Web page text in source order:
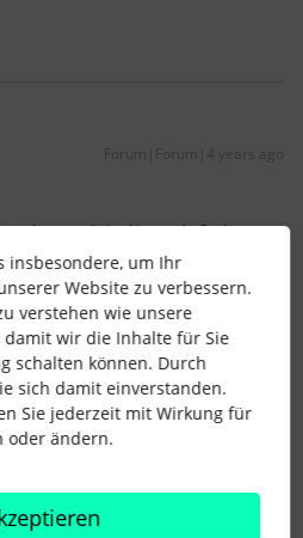
Forum|Forum|4 years ago
ein*e Kandidat*in mehrfach
existiert und Du möchtest ein
anlegen, da die Person
sich nicht nochmal beworben
und die Phase wurde intern
gestellt.
“akzeptiert”, wird ein
insbesondere, um Ihr
Website zu verbessern.
verstehen wie unsere
wir die Inhalte für Sie
schalten können. Durch
sich damit einverstanden.
Sie jederzeit mit Wirkung für
oder ändern.